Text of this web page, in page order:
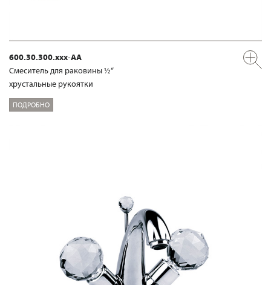
600.30.300.xxx-AA
Смеситель для раковины ½“
хрустальные рукоятки
ПОДРОБНО